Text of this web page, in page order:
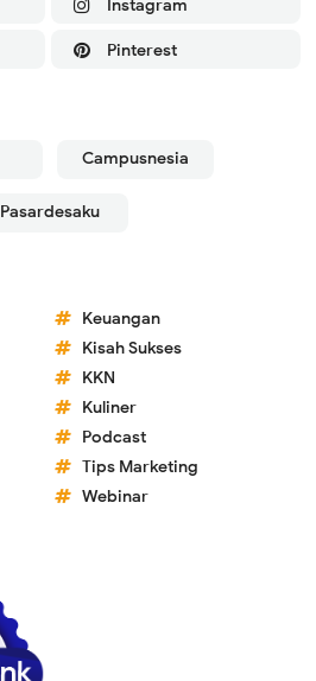
Instagram
Pinterest
Campusnesia
Pasardesaku
Keuangan
Kisah Sukses
KKN
Kuliner
Podcast
Tips Marketing
Webinar